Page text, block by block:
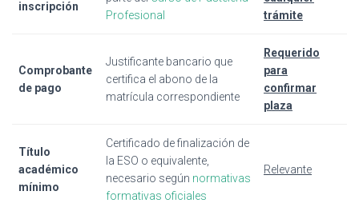
inscripción
Profesional
trámite
Comprobante
de pago
Justificante bancario que
certifica el abono de la
matrícula correspondiente
Requerido
para
confirmar
plaza
Título
académico
mínimo
Certificado de finalización de
la ESO o equivalente,
necesario según normativas
formativas oficiales
Relevante